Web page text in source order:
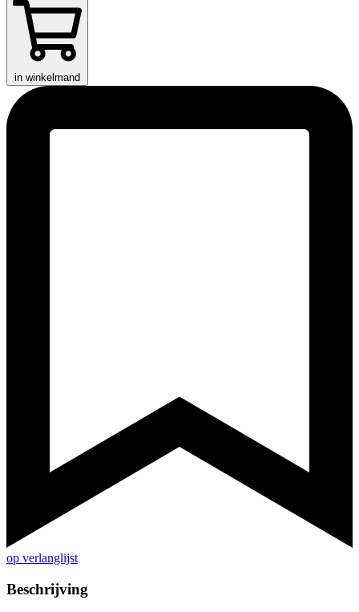
in winkelmand
op verlanglijst
Beschrijving